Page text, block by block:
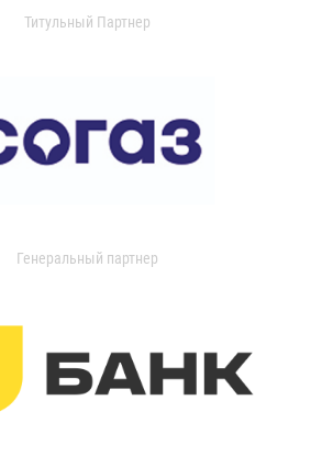
Титульный Партнер
Генеральный партнер